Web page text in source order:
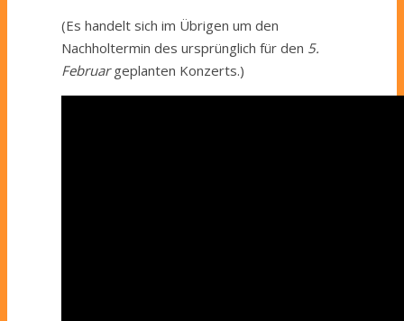
(Es handelt sich im Übrigen um den
Nachholtermin des ursprünglich für den 5.
Februargeplanten Konzerts.)